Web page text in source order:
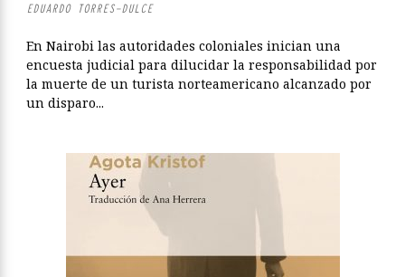
EDUARDO TORRES-DULCE
En Nairobi las autoridades coloniales inician una
encuesta judicial para dilucidar la responsabilidad por
la muerte de un turista norteamericano alcanzado por
un disparo...